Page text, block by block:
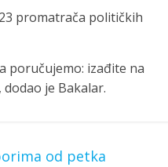
promatrača političkih
poručujemo: izađite na
je Bakalar.
od petka